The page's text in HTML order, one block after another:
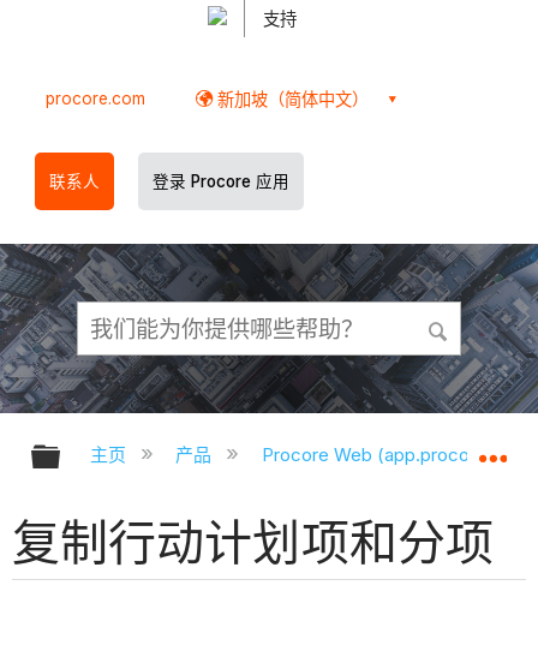
支持
procore.com 新加坡（简体中文）
联系人 登录 Procore 应用
扩展/隐缩全局层次
主页 产品 Procore Web
复制行动计划项和分项